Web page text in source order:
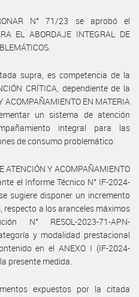
N° 71/23 se aprobó el
EL ABORDAJE INTEGRAL DE
supra, es competencia de la
CRÍTICA, dependiente de la
ACOMPAÑAMIENTO EN MATERIA
un sistema de atención
integral para las
de consumo problemático.
ATENCIÓN Y ACOMPAÑAMIENTO
el Informe Técnico N° IF-2024-
sugiere disponer un incremento
respecto a los aranceles máximos
N° RESOL-2023-71-APN-
y modalidad prestacional
en el ANEXO I (IF-2024-
presente medida.
expuestos por la citada